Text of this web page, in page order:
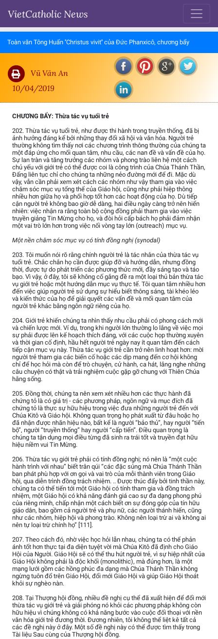
VietCatholic News
Toàn văn Tông Huấn ''Christus vivit'' của Đức Phanxicô, chương bẩy
Vũ Văn An
10/04/2019
CHƯƠNG BẨY: Thừa tác vụ tuổi trẻ
202. Thừa tác vụ tuổi trẻ, như được thi hành trong truyền thống, đã bị
ảnh hưởng đáng kể bởi những thay đổi xã hội và văn hóa. Người trẻ
thường không tìm thấy nơi các chương trình thông thường của chúng ta
một đáp ứng cho mối quan tâm, nhu cầu, các nan đề và vấn đề của họ.
Sự lan tràn và tăng trưởng các nhóm và phong trào liên hệ một cách
chủ yếu với giới trẻ có thể được coi là công trình của Chúa Thánh Thần,
Đấng liên tục chỉ cho chúng ta những nẻo đường mới để đi. Mặc dù
vậy, vẫn cần phải xem xét cách các nhóm như vậy tham gia vào việc
chăm sóc mục vụ tổng thể của Giáo hội, cũng như phải hiệp thông
nhiều hơn giữa họ và phối hợp tốt hơn các hoạt động của họ. Dù tiếp
cận người trẻ không bao giờ dễ dàng, hai điều ngày càng trở nên hiển
nhiên: việc nhận ra rằng toàn bộ cộng đồng phải tham gia vào việc
truyền giảng Tin Mừng cho họ, và đòi hỏi cấp bách họ phải đảm nhận
một vai trò lớn hơn trong việc nối vòng tay lớn (outreach) mục vụ.
Một nền chăm sóc mục vụ có tính đồng nghị (synodal)
203. Tôi muốn nói rõ rằng chính người trẻ là tác nhân của thừa tác vụ
tuổi trẻ. Chắc chắn họ cần được giúp đỡ và hướng dẫn, nhưng đồng
thời, được tự do phát triển các phương thức mới, đầy sáng tạo và táo
bạo. Vì vậy, ở đây, tôi sẽ không cố gắng đề ra một loại thủ bản thừa tác
vụ giới trẻ hoặc một hướng dẫn mục vụ thực tế. Tôi quan tâm nhiều hơn
đến việc giúp người trẻ sử dụng sự hiểu biết thông sáng, tài khéo léo
và kiến thức của họ để giải quyết các vấn đề và mối quan tâm của
người trẻ khác bằng ngôn ngữ riêng của họ.
204. Giới trẻ khiến chúng ta nhìn thấy nhu cầu phải có phong cách mới
và chiến lược mới. Ví dụ, trong khi người lớn thường lo lắng về việc mọi
sự phải được lên kế hoạch thích đáng, với các cuộc họp thường xuyên
và thời gian cố định, hầu hết người trẻ ngày nay ít quan tâm đến cách
tiếp cận mục vụ này. Thừa tác vụ giới trẻ cần trở nên linh hoạt hơn: mời
người trẻ tham gia các biến cố hoặc các dịp mang đến cơ hội không
chỉ để học hỏi mà còn để trò chuyện, cử hành, ca hát, lắng nghe những
câu chuyện có thật và trải nghiệm cuộc gặp gỡ chung với Thiên Chúa
hằng sống.
205. Đồng thời, chúng ta nên xem xét nhiều hơn các thực hành đã
chứng tỏ là có giá trị - các phương pháp, ngôn ngữ và mục đích đã
chứng tỏ là thực sự hữu hiệu trong việc đưa những người trẻ đến với
Chúa Kitô và Giáo hội. Không quan trọng họ phát xuất từ đâu hoặc họ
đã nhận được nhãn hiệu nào, bất kể là người “bảo thủ”, hay người “tiến
bộ”, người “truyền thống” hay người “cấp tiến”. Điều quan trọng là
chúng ta tận dụng mọi điều từng đã sinh ra trái tốt và truyền đạt hữu
hiệu niềm vui Tin Mừng.
206. Thừa tác vụ giới trẻ phải có tính đồng nghị; nó nên là “một cuộc
hành trình với nhau” biết trân qúi “các đặc sủng mà Chúa Thánh Thần
ban phát phù hợp với ơn gọi và vai trò của mỗi thành viên trong Giáo
hội, qua diễn trình đồng trách nhiệm. .. Được thúc đẩy bởi tinh thần này,
chúng ta có thể tiến tới một Giáo hội có tính tham gia và đồng trách
nhiệm, một Giáo hội có khả năng đánh giá cao sự đa dạng phong phú
của riêng mình, chấp nhận một cách biết ơn sự đóng góp của tín hữu
giáo dân, bao gồm cả người trẻ và phụ nữ, các người thánh hiến, cũng
như các nhóm, hiệp hội và phong trào. Không nên loại trừ ai và không ai
nên tự loại trừ chính họ” [111].
207. Theo cách đó, nhờ việc học hỏi lẫn nhau, chúng ta có thể phản
ánh tốt hơn thực tại đa diện tuyệt vời mà Chúa Kitô đã định cho Giáo
Hội của Người. Giáo Hội sẽ có thể thu hút người trẻ, vì sự hiệp nhất của
Giáo Hội không phải là độc khối (monolithic), mà đúng hơn, là một
mạng lưới gồm các hồng phúc đa dạng mà Chúa Thánh Thần không
ngừng tuôn đổ trên Giáo Hội, đổi mới Giáo Hội và giúp Giáo Hội thoát
khỏi sự nghèo nàn.
208. Tại Thượng hội đồng, nhiều đề nghị cụ thể đã xuất hiện để đổi mới
thừa tác vụ giới trẻ và giải phóng nó khỏi các phương pháp không còn
hữu hiệu vì chúng không có khả năng bước vào cuộc đối thoại với nền
văn hóa giới trẻ đương thời. Đương nhiên, tôi không thể liệt kê tất cả
các đề nghị này ở đây. Một số đề nghị này có thể được tìm thấy trong
Tài liệu Sau cùng của Thượng hội đồng.